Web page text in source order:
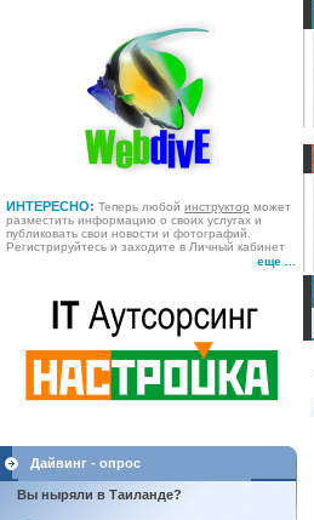
ИНТЕРЕСНО: Теперь любой инструктор может
разместить информацию о своих услугах и
публиковать свои новости и фотографий.
Регистрируйтесь и заходите в Личный кабинет
еще ...
Дайвинг - опрос
Вы ныряли в Таиланде?